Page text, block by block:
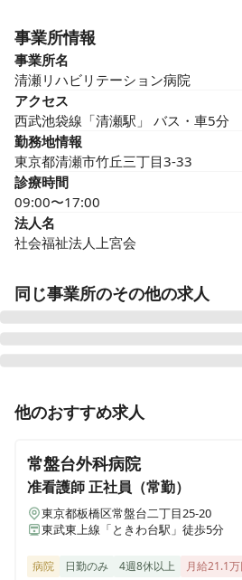
事業所情報
事業所名
清瀬リハビリテーション病院
アクセス
西武池袋線「清瀬駅」 バス・車5分
勤務地情報
東京都清瀬市竹丘三丁目3-33
診療時間
09:00〜17:00
法人名
社会福祉法人上宮会
同じ事業所のその他の求人
准看護師 正社員（常勤）
【清瀬市】幅広い病状に対応する
正看護師 パート・アルバイト
【夜勤専従｜清瀬市】月5回以上
常勤看護師募集！
他のおすすめ求人
常盤台外科病院
准看護師正社員（常勤）
東京都板橋区常盤台二丁目25-20
東武東上線「ときわ台駅」徒歩5分
病院 日勤のみ 4週8休以上 月給21.1